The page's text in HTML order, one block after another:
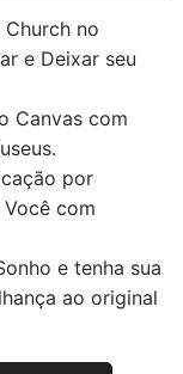
no
e Deixar seu
Canvas com
por
com
e tenha sua
ao original